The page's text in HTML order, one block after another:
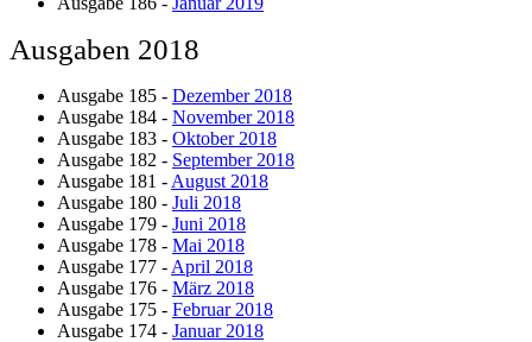
Ausgaben 2018
Ausgabe 185 - Dezember 2018
Ausgabe 184 - November 2018
Ausgabe 183 - Oktober 2018
Ausgabe 182 - September 2018
Ausgabe 181 - August 2018
Ausgabe 180 - Juli 2018
Ausgabe 179 - Juni 2018
Ausgabe 178 - Mai 2018
Ausgabe 177 - April 2018
Ausgabe 176 - März 2018
Ausgabe 175 - Februar 2018
Ausgabe 174 - Januar 2018